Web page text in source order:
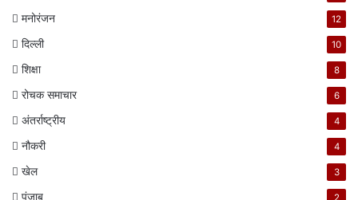
मनोरंजन 12
दिल्ली 10
शिक्षा 8
रोचक समाचार 6
अंतर्राष्ट्रीय 4
नौकरी 4
खेल 3
पंजाब 2